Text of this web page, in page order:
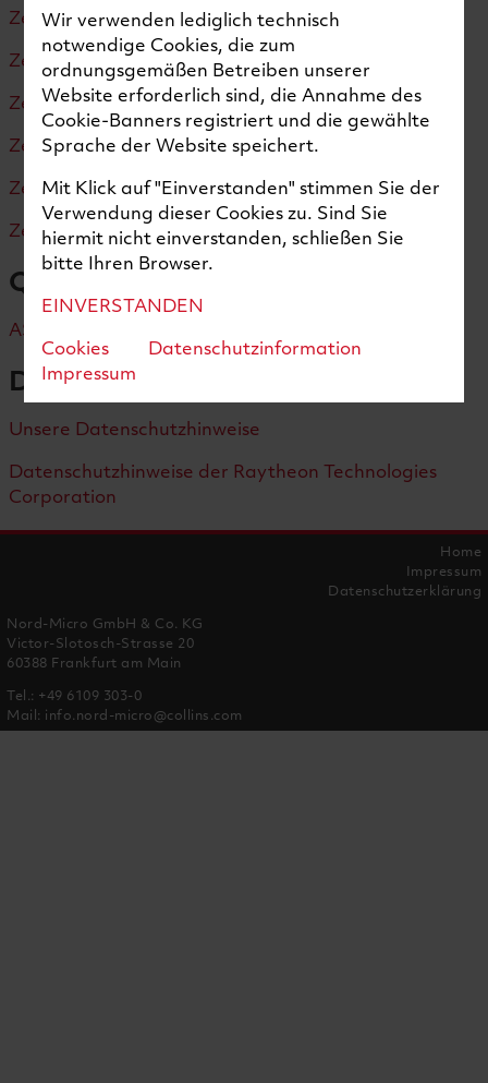
Zertifizierung nach EASA Part 21G
Zertifizierung nach EASA Part 145
Zertifizierung nach FAA Part 145 (US)
Zertifizierung nach CAAC Part 145 (China)
Zertifizierung nach CAA UK Part 145 (UK)
Zertifizierung nach CAAT Part 145 (Thailand)
Qualitätsanforderungen
ASQR-01 der Raytheon Technologies Corporation
Datenschutzhinweise
Unsere Datenschutzhinweise
Datenschutzhinweise der Raytheon Technologies
Corporation
Nord-Micro GmbH & Co. KG
Victor-Slotosch-Strasse 20
60388 Frankfurt am Main
Tel.: +49 6109 303-0
Mail: info.nord-micro@collins.com
Home
Impressum
Datenschutzerklärung
Wir verwenden lediglich technisch
notwendige Cookies, die zum
ordnungsgemäßen Betreiben unserer
Website erforderlich sind, die Annahme des
Cookie-Banners registriert und die gewählte
Sprache der Website speichert.
Mit Klick auf "Einverstanden" stimmen Sie der
Verwendung dieser Cookies zu. Sind Sie
hiermit nicht einverstanden, schließen Sie
bitte Ihren Browser.
EINVERSTANDEN
Cookies
Datenschutzinformation
Impressum